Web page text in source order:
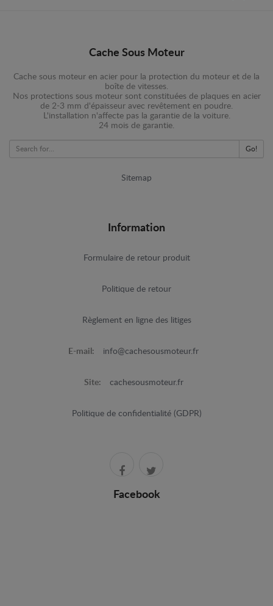
Cache Sous Moteur
Cache sous moteur en acier pour la protection du moteur et de la
boîte de vitesses.
Nos protections sous moteur sont constituées de plaques en acier
de 2-3 mm d'épaisseur avec revêtement en poudre.
L'installation n'affecte pas la garantie de la voiture.
24 mois de garantie.
Go!
Sitemap
Information
Formulaire de retour produit
Politique de retour
Règlement en ligne des litiges
E-mail: info@cachesousmoteur.fr
Site: cachesousmoteur.fr
Politique de confidentialité (GDPR)
Facebook